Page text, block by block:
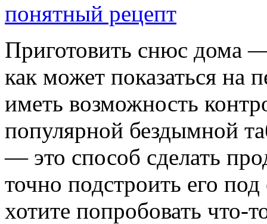
понятный рецепт
Приготовить снюс дома
как может показаться на
иметь возможность
популярной бездымной
— это способ сделать
точно подстроить его
хотите попробовать что-